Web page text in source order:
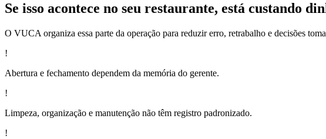
Se isso acontece no seu restaurante, está custando
O VUCA organiza essa parte da operação para reduzir erro, retrabalho e decisões
!
Abertura e fechamento dependem da memória do gerente.
!
Limpeza, organização e manutenção não têm registro padronizado.
!